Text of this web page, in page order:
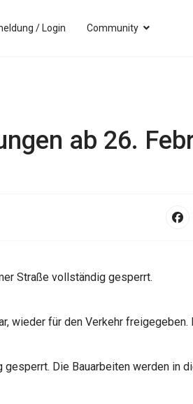
/ Login Community
ab 26.
Straße vollständig gesperrt.
wieder für den Verkehr freigegeben.
Die Bauarbeiten werden in